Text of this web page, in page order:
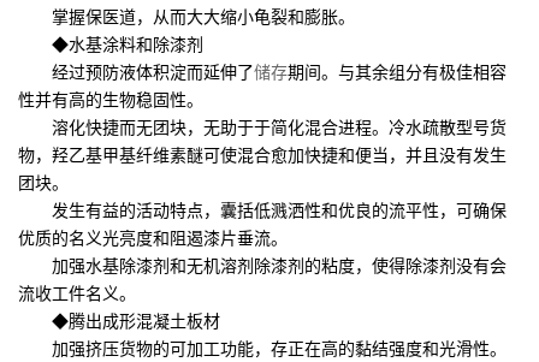
掌握保医道，从而大大缩小龟裂和膨胀。
◆水基涂料和除漆剂
经过预防液体积淀而延伸了储存期间。与其余组分有极佳相容
性并有高的生物稳固性。
溶化快捷而无团块，无助于于简化混合进程。冷水疏散型号货
物，羟乙基甲基纤维素醚可使混合愈加快捷和便当，并且没有发生
团块。
发生有益的活动特点，囊括低溅洒性和优良的流平性，可确保
优质的名义光亮度和阻遏漆片垂流。
加强水基除漆剂和无机溶剂除漆剂的粘度，使得除漆剂没有会
流收工件名义。
◆腾出成形混凝土板材
加强挤压货物的可加工功能，存正在高的黏结强度和光滑性。